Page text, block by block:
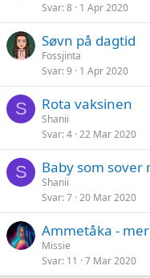
Svar 8 1 Apr 2020
Søvn på dagtid
Fossjinta
Svar 9 1 Apr 2020
S Rota vaksinen
Shanii
Svar 4 22 Mar 2020
S Baby som sover
Shanii
Svar 7 20 Mar 2020
Ammetåka -
Missie
Svar 11 7 Mar 2020